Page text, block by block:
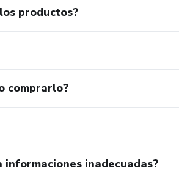
productos?
comprarlo?
inadecuadas?